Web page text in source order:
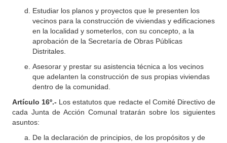
Estudiar los planos y proyectos que le presenten los
vecinos para la construcción de viviendas y edificaciones
en la localidad y someterlos, con su concepto, a la
aprobación de la Secretaría de Obras Públicas
Distritales.
Asesorar y prestar su asistencia técnica a los vecinos
que adelanten la construcción de sus propias viviendas
dentro de la comunidad.
Artículo 16º.- Los estatutos que redacte el Comité Directivo de
cada Junta de Acción Comunal tratarán sobre los siguientes
asuntos:
De la declaración de principios, de los propósitos y de